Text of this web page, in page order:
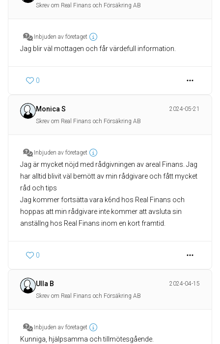
Skrev om Real Finans och Försäkring AB
Inbjuden av företaget
Jag blir väl mottagen och får värdefull information.
0
Monica S
2024-05-21
Skrev om Real Finans och Försäkring AB
Inbjuden av företaget
Jag är mycket nöjd med rådgivningen av areal Finans. Jag
har alltid blivit väl bemött av min rådgivare och fått mycket
råd och tips
Jag kommer fortsätta vara k6nd hos Real Finans och
hoppas att min rådgivare inte kommer att avsluta sin
0
Ulla B
2024-04-15
Skrev om Real Finans och Försäkring AB
Inbjuden av företaget
Kunniga, hjälpsamma och tillmötesgående.